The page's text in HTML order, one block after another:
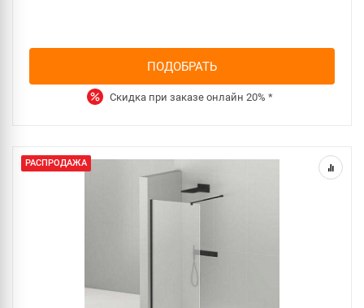
ПОДОБРАТЬ
Скидка при заказе онлайн 20% *
РАСПРОДАЖА